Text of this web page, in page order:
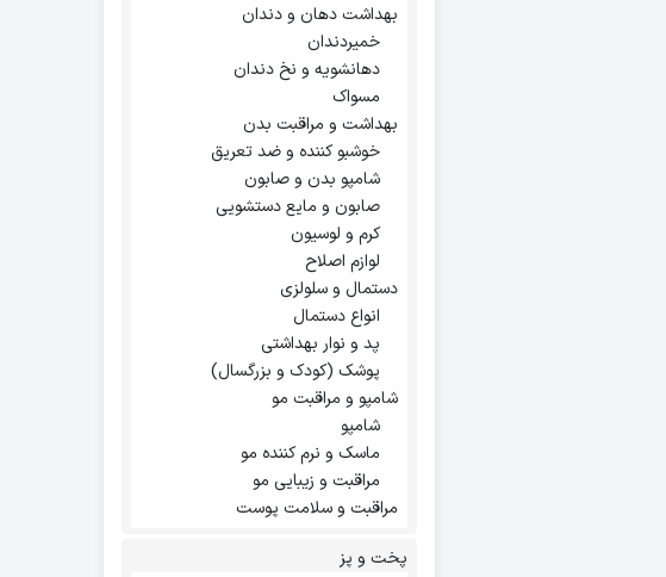
بهداشت دهان و دندان
خمیردندان
دهانشویه و نخ دندان
مسواک
بهداشت و مراقبت بدن
خوشبو کننده و ضد تعریق
شامپو بدن و صابون
صابون و مایع دستشویی
کرم و لوسیون
لوازم اصلاح
دستمال و سلولزی
انواع دستمال
پد و نوار بهداشتی
پوشک (کودک و بزرگسال)
شامپو و مراقبت مو
شامپو
ماسک و نرم کننده مو
مراقبت و زیبایی مو
مراقبت و سلامت پوست
پخت و پز